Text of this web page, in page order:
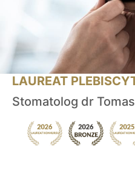
LAUREAT
Stomatolog dr